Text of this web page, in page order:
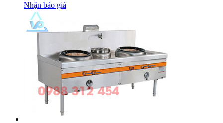
Nhận báo giá